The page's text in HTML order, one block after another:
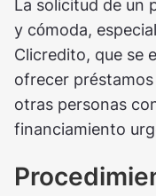
La solicitud de un
y cómoda,
Clicredito, que se
ofrecer
otras personas
financiamiento